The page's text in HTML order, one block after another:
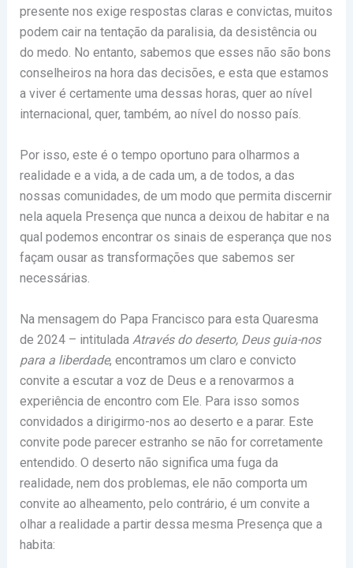
presente nos exige respostas claras e convictas, muitos
podem cair na tentação da paralisia, da desistência ou
do medo. No entanto, sabemos que esses não são bons
conselheiros na hora das decisões, e esta que estamos
a viver é certamente uma dessas horas, quer ao nível
internacional, quer, também, ao nível do nosso país.
Por isso, este é o tempo oportuno para olharmos a
realidade e a vida, a de cada um, a de todos, a das
nossas comunidades, de um modo que permita discernir
nela aquela Presença que nunca a deixou de habitar e na
qual podemos encontrar os sinais de esperança que nos
façam ousar as transformações que sabemos ser
necessárias.
Na mensagem do Papa Francisco para esta Quaresma
de 2024 – intitulada Através do deserto, Deus guia-nos
para a liberdade, encontramos um claro e convicto
convite a escutar a voz de Deus e a renovarmos a
experiência de encontro com Ele. Para isso somos
convidados a dirigirmo-nos ao deserto e a parar. Este
convite pode parecer estranho se não for corretamente
entendido. O deserto não significa uma fuga da
realidade, nem dos problemas, ele não comporta um
convite ao alheamento, pelo contrário, é um convite a
olhar a realidade a partir dessa mesma Presença que a
habita: